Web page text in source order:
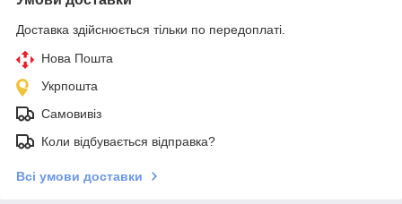
Доставка здійснюється тільки по передоплаті.
Нова Пошта
Укрпошта
Самовивіз
Коли відбувається відправка?
Всі умови доставки